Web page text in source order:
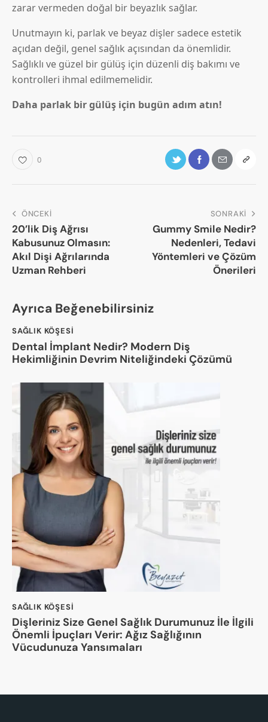
zarar vermeden doğal bir beyazlık sağlar.
Unutmayın ki, parlak ve beyaz dişler sadece estetik
açıdan değil, genel sağlık açısından da önemlidir.
Sağlıklı ve güzel bir gülüş için düzenli diş bakımı ve
kontrolleri ihmal edilmemelidir.
Daha parlak bir gülüş için bugün adım atın!
0
ÖNCEKI
20’lik Diş Ağrısı
Kabusunuz Olmasın:
Akıl Dişi Ağrılarında
Uzman Rehberi
SONRAKI
Gummy Smile Nedir?
Nedenleri, Tedavi
Yöntemleri ve Çözüm
Önerileri
Ayrıca Beğenebilirsiniz
SAĞLIK KÖŞESI
Dental İmplant Nedir? Modern Diş
Hekimliğinin Devrim Niteliğindeki Çözümü
SAĞLIK KÖŞESI
Dişleriniz Size Genel Sağlık Durumunuz İle İlgili
Önemli İpuçları Verir: Ağız Sağlığının
Vücudunuza Yansımaları